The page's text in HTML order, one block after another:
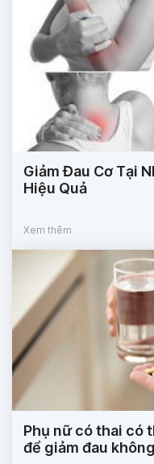
Giảm Đau Cơ Tại
Hiệu Quả
Xem thêm
Phụ nữ có thai có
để giảm đau